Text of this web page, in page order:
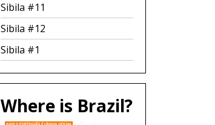
Sibila #11
Sibila #12
Sibila #1
Where is Brazil?